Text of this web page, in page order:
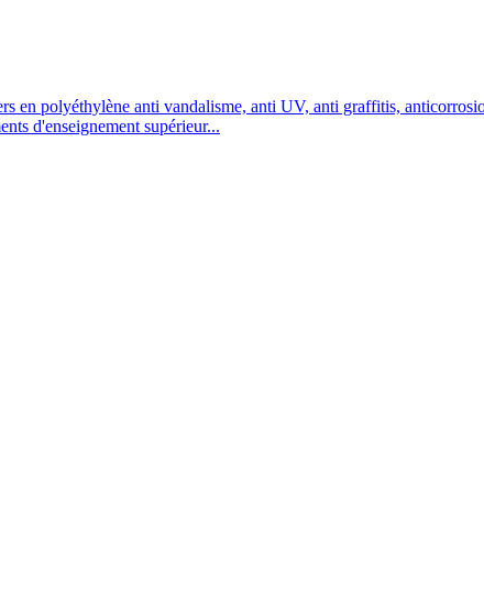
en polyéthylène anti vandalisme, anti UV, anti graffitis,
d'enseignement supérieur...